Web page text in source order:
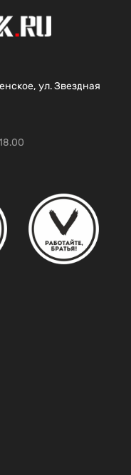
ул. Звездная